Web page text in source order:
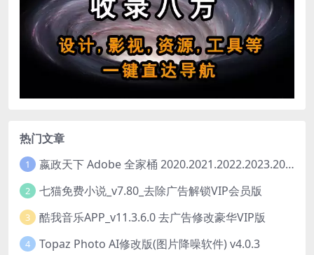
热门文章
1 嬴政天下 Adobe 全家桶 2020.2021.2022.2023.2024.2025大师版（2025年08月版 ）
2 七猫免费小说_v7.80_去除广告解锁VIP会员版
3 酷我音乐APP_v11.3.6.0 去广告修改豪华VIP版
4 Topaz Photo AI修改版(图片降噪软件) v4.0.3